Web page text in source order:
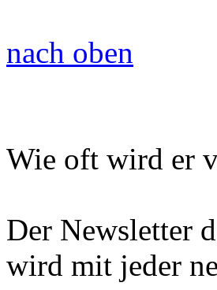
nach oben
Wie oft wird er
Der Newsletter
wird mit jeder